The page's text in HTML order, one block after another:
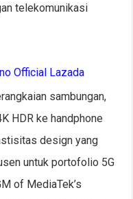
telekomunikasi
Official Lazada
sambungan,
HDR ke handphone
design yang
untuk portofolio 5G
of MediaTek’s